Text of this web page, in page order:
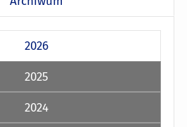
2026
2025
2024